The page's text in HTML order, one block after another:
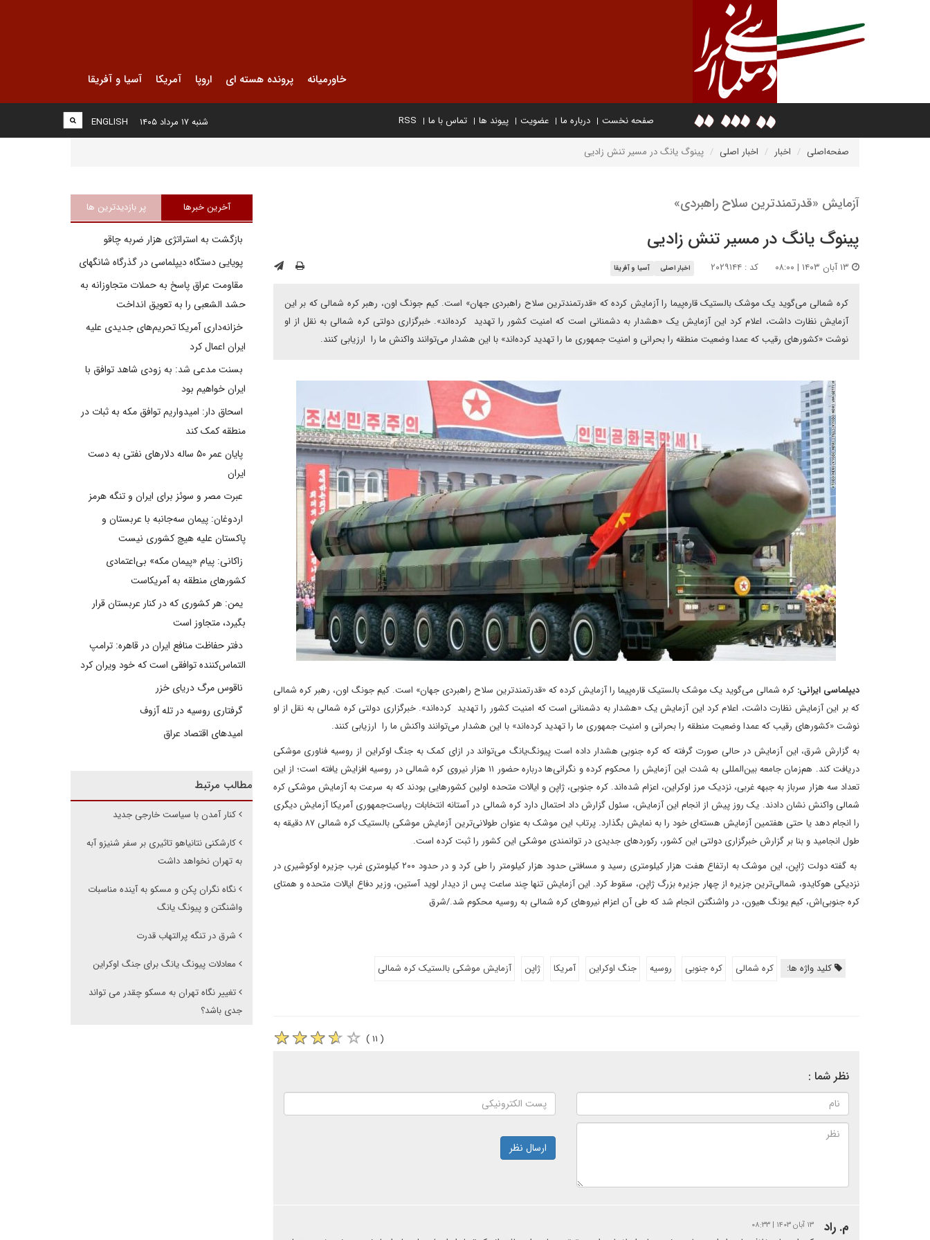
خاورمیانه پرونده هسته ای اروپا آمریکا آسیا و آفریقا
صفحه نخست درباره ما عضویت پیوند ها تماس با ما RSS
ENGLISH شنبه ۱۷ مرداد ۱۴۰۵
صفحه‌اصلی اخبار اخبار اصلی پینوگ یانگ در مسیر تنش زادیی
آزمایش «قدرتمندترین سلاح راهبردی»
پینوگ یانگ در مسیر تنش زادیی
کد : ۲۰۲۹۱۴۴ اخبار اصلی آسیا و آفریقا
کره شمالی می‌گوید یک موشک بالستیک قاره‌پیما را آزمایش کرده که «قدرتمندترین سلاح راهبردی جهان» است. کیم جونگ اون، رهبر کره شمالی که بر این
آزمایش نظارت داشت، اعلام کرد این آزمایش یک «هشدار به دشمنانی است که امنیت کشور را تهدید کرده‌اند». خبرگزاری دولتی کره شمالی به نقل از او
نوشت «کشورهای رقیب که عمدا وضعیت منطقه را بحرانی و امنیت جمهوری ما را تهدید کرده‌اند» با این هشدار می‌توانند واکنش ما را ارزیابی کنند.
دیپلماسی ایرانی: کره شمالی می‌گوید یک موشک بالستیک قاره‌پیما را آزمایش کرده که «قدرتمندترین سلاح راهبردی جهان» است. کیم جونگ اون، رهبر کره شمالی
که بر این آزمایش نظارت داشت، اعلام کرد این آزمایش یک «هشدار به دشمنانی است که امنیت کشور را تهدید کرده‌اند». خبرگزاری دولتی کره شمالی به نقل از او
نوشت «کشورهای رقیب که عمدا وضعیت منطقه را بحرانی و امنیت جمهوری ما را تهدید کرده‌اند» با این هشدار می‌توانند واکنش ما را ارزیابی کنند.
به گزارش شرق، این آزمایش در حالی صورت گرفته که کره جنوبی هشدار داده است پیونگ‌یانگ می‌تواند در ازای کمک به جنگ اوکراین از روسیه فناوری موشکی
دریافت کند. هم‌زمان جامعه بین‌المللی به شدت این آزمایش را محکوم کرده و نگرانی‌ها درباره حضور ۱۱ هزار نیروی کره شمالی در روسیه افزایش یافته است؛ از این
تعداد سه هزار سرباز به جبهه غربی، نزدیک مرز اوکراین، اعزام شده‌اند. کره جنوبی، ژاپن و ایالات متحده اولین کشورهایی بودند که به سرعت به آزمایش موشکی کره
شمالی واکنش نشان دادند. یک روز پیش از انجام این آزمایش، سئول گزارش داد احتمال دارد کره شمالی در آستانه انتخابات ریاست‌جمهوری آمریکا آزمایش دیگری
را انجام دهد یا حتی هفتمین آزمایش هسته‌ای خود را به نمایش بگذارد. پرتاب این موشک به‌ عنوان طولانی‌ترین آزمایش موشکی بالستیک کره شمالی ۸۷ دقیقه به
طول انجامید و بنا بر گزارش خبرگزاری دولتی این کشور، رکوردهای جدیدی در توانمندی موشکی این کشور را ثبت کرده است.
به گفته دولت ژاپن، این موشک به ارتفاع هفت هزار کیلومتری رسید و مسافتی حدود هزار کیلومتر را طی کرد و در حدود ۲۰۰ کیلومتری غرب جزیره اوکوشیری در
نزدیکی هوکایدو، شمالی‌ترین جزیره از چهار جزیره بزرگ ژاپن، سقوط کرد. این آزمایش تنها چند ساعت پس از دیدار لوید آستین، وزیر دفاع ایالات متحده و همتای
کره جنوبی‌اش، کیم یونگ هیون، در واشنگتن انجام شد که طی آن اعزام نیروهای کره شمالی به روسیه محکوم شد./شرق
کلید واژه ها: کره شمالی کره جنوبی روسیه جنگ اوکراین آمریکا ژاپن آزمایش موشکی بالستیک کره شمالی
( ۱۱ )
نظر شما :
ارسال نظر
م. راد ۱۳ آبان ۱۴۰۳ | ۰۸:۳۳
آخرین خبرها پر بازدیدترین ها
بازگشت به استراتژی هزار ضربه چاقو
پویایی دستگاه دیپلماسی در گذرگاه شانگهای
مقاومت عراق پاسخ به حملات متجاوزانه به
حشد الشعبی را به تعویق انداخت
خزانه‌داری آمریکا تحریم‌های جدیدی علیه
ایران اعمال کرد
بسنت مدعی شد: به زودی شاهد توافق با
ایران خواهیم بود
اسحاق دار: امیدواریم توافق مکه به ثبات در
منطقه کمک کند
پایان عمر ۵۰ ساله دلارهای نفتی به دست
ایران
عبرت مصر و سوئز برای ایران و تنگه هرمز
اردوغان: پیمان سه‌جانبه با عربستان و
پاکستان علیه هیچ کشوری نیست
زاکانی: پیام «پیمان مکه» بی‌اعتمادی
کشورهای منطقه به آمریکاست
یمن: هر کشوری که در کنار عربستان قرار
بگیرد، متجاوز است
دفتر حفاظت منافع ایران در قاهره: ترامپ
التماس‌کننده توافقی است که خود ویران کرد
ناقوس مرگ دریای خزر
گرفتاری روسیه در تله آزوف
امیدهای اقتصاد عراق
مطالب مرتبط
کنار آمدن با سیاست خارجی جدید
کارشکنی نتانیاهو تاثیری بر سفر شنیزو آبه
به تهران نخواهد داشت
نگاه نگران پکن و مسکو به آینده مناسبات
واشنگتن و پیونگ یانگ
شرق در تنگه پرالتهاب قدرت
معادلات پیونگ یانگ برای جنگ اوکراین
تغییر نگاه تهران به مسکو چقدر می تواند
جدی باشد؟